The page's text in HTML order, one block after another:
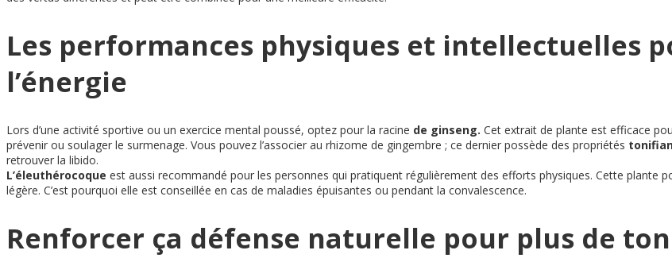
Les performances physiques et intellectuelles
l’énergie
Lors d’une activité sportive ou un exercice mental poussé, optez pour la racine de ginseng. Cet extrait de plante est efficace
prévenir ou soulager le surmenage. Vous pouvez l’associer au rhizome de gingembre ; ce dernier possède des propriétés
retrouver la libido.
L’éleuthérocoque est aussi recommandé pour les personnes qui pratiquent régulièrement des efforts physiques. Cette plante
légère. C’est pourquoi elle est conseillée en cas de maladies épuisantes ou pendant la convalescence.
Renforcer ça défense naturelle pour plus de